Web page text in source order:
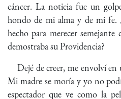
cáncer. La noticia fue un
hondo de mi alma y de mi fe.
hecho para merecer
demostraba su Providencia?
Dejé de creer, me envolví en
Mi madre se moría y yo no
espectador que ve como la